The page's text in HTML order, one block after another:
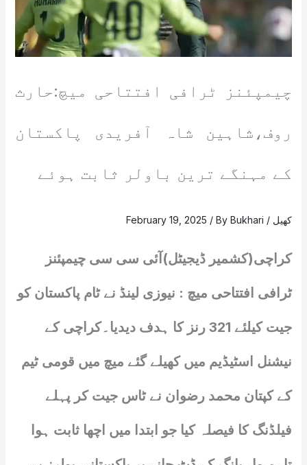
چیمپئنز ٹرافی افتتاحی میچ:حارث
روف،شاہین شاہ آفریدی پاکستان
کے مہنگے ترین باولر ثابت ہوئے
کھیل /
February 19, 2025 / ByBukhari
کراچی(کشمیر ڈیجیٹل)آئی سی سی چیمپئنز
ٹرافی افتتاحی میچ : نیوزی لینڈ نے ٹام پاکستان کو
جیت کیلئے 321 رنز کا ہدف دیدیا۔کراچی کے
نیشنل اسٹیڈیم میں کھیلے گئے میچ میں قومی ٹیم
کے کپتان محمد رضوان نے ٹاس جیت کر پہلے
فیلڈنگ کا فیصلہ کیا جو ابتدا میں اچھا ثابت ہوا